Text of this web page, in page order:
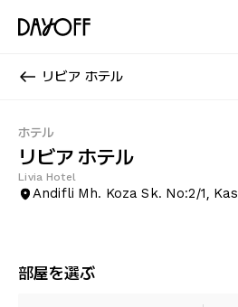
リビア ホテル
ホテル
リビア ホテル
Livia Hotel
Andifli Mh. Koza Sk. No:2/1, Kas
部屋を選ぶ